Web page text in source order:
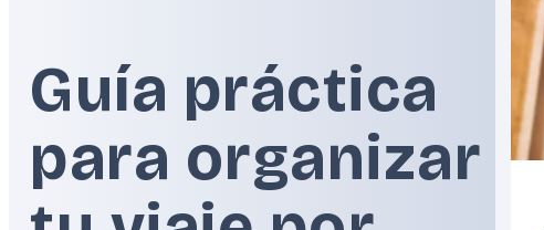
Guía práctica
para organizar